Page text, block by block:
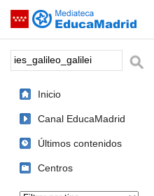
Saltar navegación
Palabra o frase:
Inicio
Canal EducaMadrid
Últimos contenidos
Centros